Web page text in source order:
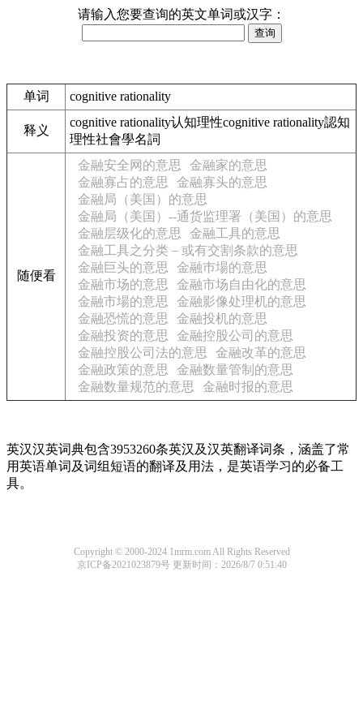
请输入您要查询的英文单词或汉字：
单词 cognitive rationality
释义
cognitive rationality认知理性cognitive rationality認知
理性社會學名詞
随便看
金融安全网的意思
金融家的意思
金融寡占的意思
金融寡头的意思
金融局（美国）的意思
金融局（美国）--通货监理署（美国）的意思
金融层级化的意思
金融工具的意思
金融工具之分类－或有交割条款的意思
金融巨头的意思
金融巿場的意思
金融市场的意思
金融市场自由化的意思
金融市場的意思
金融影像处理机的意思
金融恐慌的意思
金融投机的意思
金融投资的意思
金融控股公司的意思
金融控股公司法的意思
金融改革的意思
金融政策的意思
金融数量管制的意思
金融数量规范的意思
金融时报的意思
英汉汉英词典包含3953260条英汉及汉英翻译词条，涵盖了常
用英语单词及词组短语的翻译及用法，是英语学习的必备工
具。
Copyright © 2000-2024 1mrm.com All Rights Reserved
京ICP备2021023879号 更新时间：2026/8/7 0:51:40